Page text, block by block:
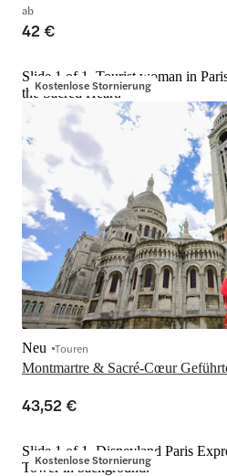
ab
42 €
Kostenlose Stornierung
Slide 1 of 1, Tourist woman in
the Sacred Heart.
Montmartre & Sacré-Cœur
Neu Touren
43,52 €
Kostenlose Stornierung
Slide 1 of 1, Disneyland Paris
Tower in background.